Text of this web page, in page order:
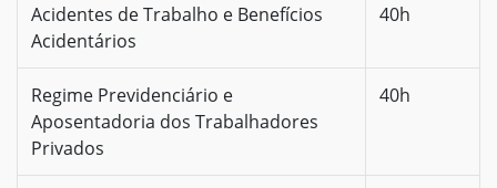
Acidentes de Trabalho e Benefícios
Acidentários
40h
Regime Previdenciário e
Aposentadoria dos Trabalhadores
Privados
40h